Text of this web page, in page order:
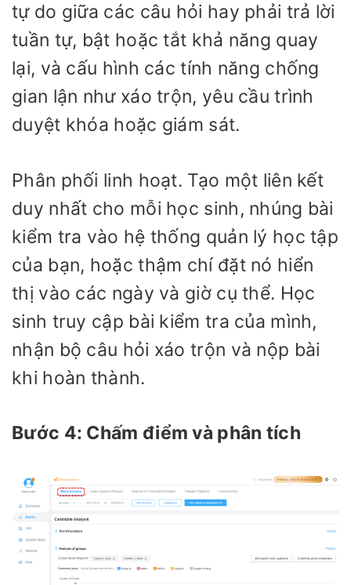
tự do giữa các câu hỏi hay phải trả lời
tuần tự, bật hoặc tắt khả năng quay
lại, và cấu hình các tính năng chống
gian lận như xáo trộn, yêu cầu trình
duyệt khóa hoặc giám sát.
Phân phối linh hoạt. Tạo một liên kết
duy nhất cho mỗi học sinh, nhúng bài
kiểm tra vào hệ thống quản lý học tập
của bạn, hoặc thậm chí đặt nó hiển
thị vào các ngày và giờ cụ thể. Học
sinh truy cập bài kiểm tra của mình,
nhận bộ câu hỏi xáo trộn và nộp bài
khi hoàn thành.
Bước 4: Chấm điểm và phân tích